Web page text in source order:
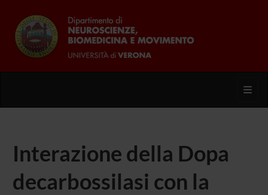
Interazione della Dopa
decarbossilasi con la